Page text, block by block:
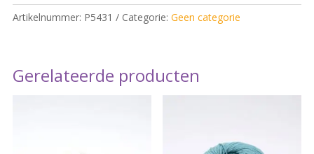
Not
Br
kleur
Artikelnummer: P5431 Categorie: Geen categorie
Gerelateerde producten